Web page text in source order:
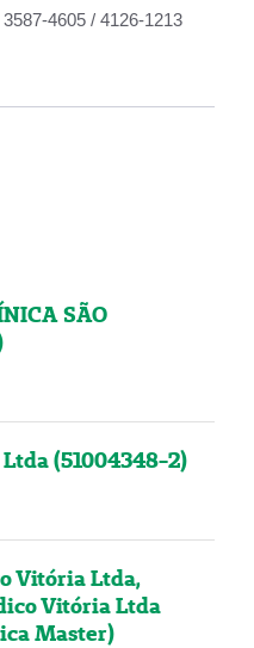
4605 / 4126-1213
SÃO
(51004348-2)
Vitória Ltda,
Vitória Ltda
Master)